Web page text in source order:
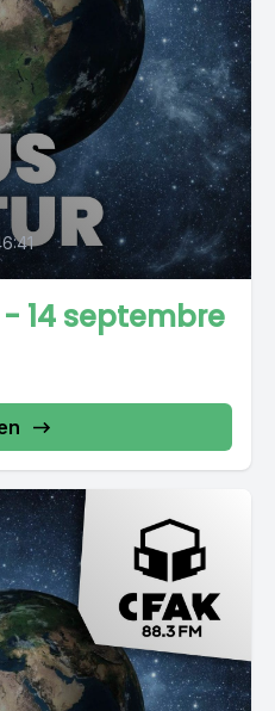
14 septembre